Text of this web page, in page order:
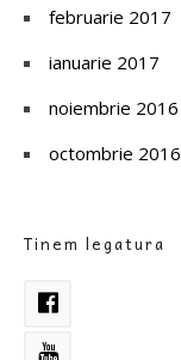
februarie 2017
ianuarie 2017
noiembrie 2016
octombrie 2016
Tinem legatura